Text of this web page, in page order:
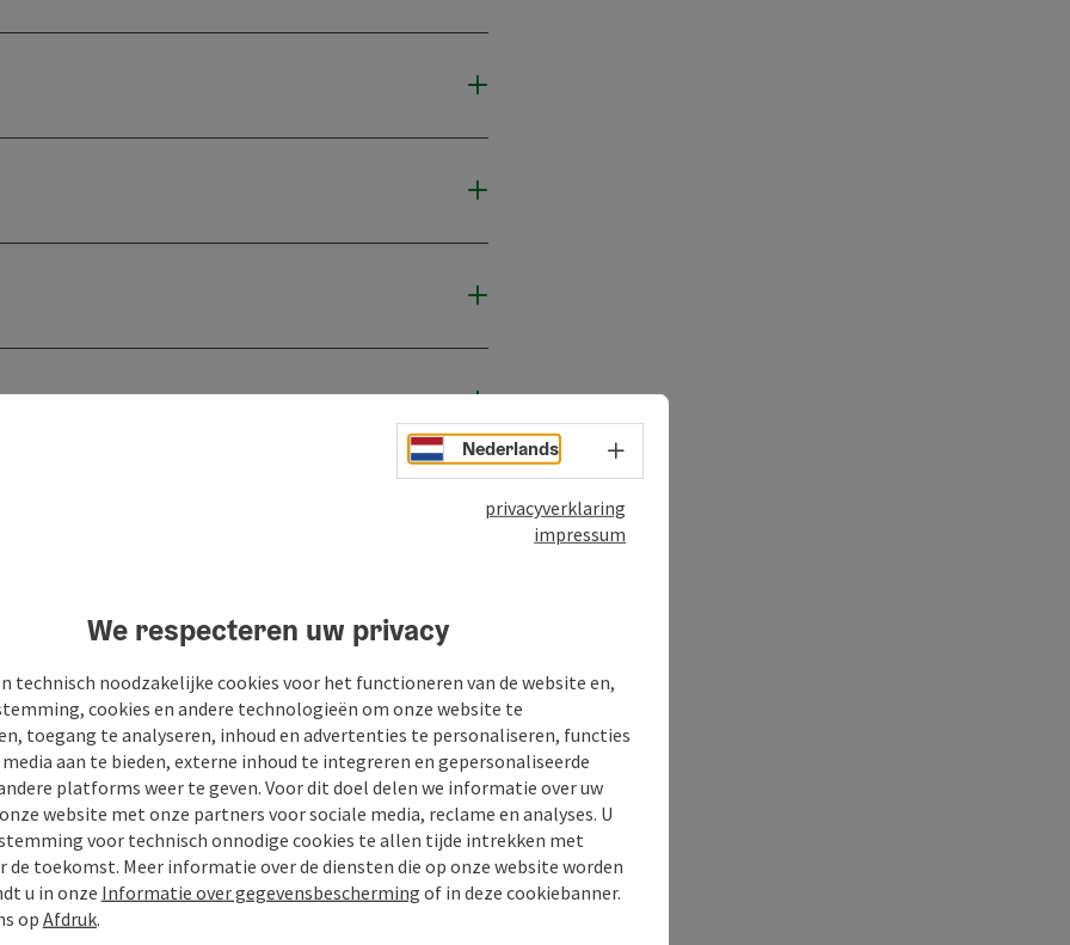
Nederlands Taalkeuze - menu openen
privacyverklaring
impressum
We respecteren uw privacy
technisch noodzakelijke cookies voor het functioneren van de website en,
cookies en andere technologieën om onze website te
toegang te analyseren, inhoud en advertenties te personaliseren, functies
aan te bieden, externe inhoud te integreren en gepersonaliseerde
platforms weer te geven. Voor dit doel delen we informatie over uw
website met onze partners voor sociale media, reclame en analyses. U
voor technisch onnodige cookies te allen tijde intrekken met
de toekomst. Meer informatie over de diensten die op onze website worden
u in onze Informatie over gegevensbescherming of in deze cookiebanner.
opAfdruk.